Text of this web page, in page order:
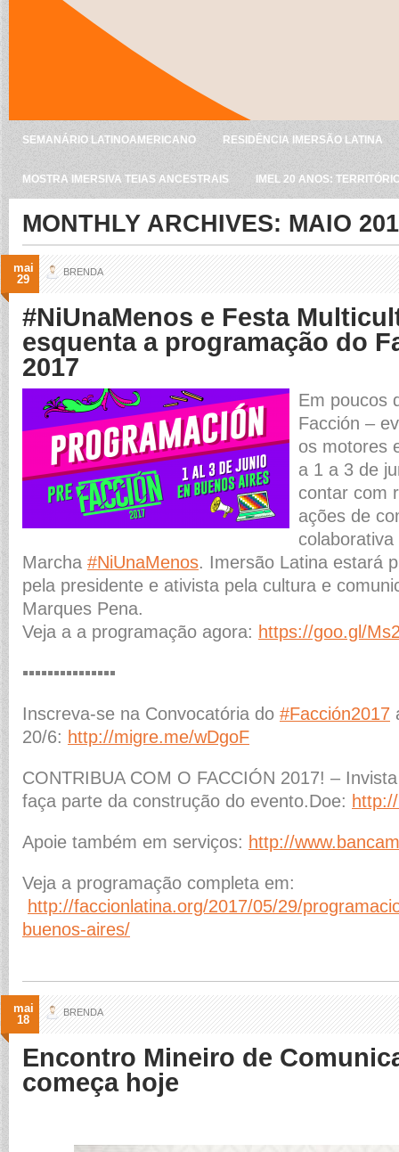
SEMANÁRIO LATINOAMERICANO RESIDÊNCIA IMERSÃO LATINA
MOSTRA IMERSIVA TEIAS ANCESTRAIS IMEL 20 ANOS:
MONTHLY ARCHIVES: MAIO
mai
29
BRENDA
#NiUnaMenos e Festa
esquenta a programação do
2017
Em poucos
Facción –
os motores
a 1 a 3 de
contar com
ações de
colaborativa
Marcha #NiUnaMenos. Imersão Latina estará
pela presidente e ativista pela cultura e
Marques Pena.
Veja a a programação agora: https://goo.gl/
▪️▪️▪️▪️▪️▪️▪️▪️▪️▪️▪️▪️▪️▪️▪️
Inscreva-se na Convocatória do #Facción2017
20/6: http://migre.me/wDgoF
CONTRIBUA COM O FACCIÓN 2017! –
faça parte da construção do evento.Doe:
Apoie também em serviços: http://
Veja a programação completa em:
http://faccionlatina.org/2017/05/29/
buenos-aires/
mai
18
BRENDA
Encontro Mineiro de
começa hoje